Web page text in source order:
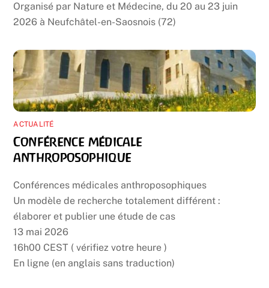
Organisé par Nature et Médecine, du 20 au 23 juin
2026 à Neufchâtel-en-Saosnois (72)
ACTUALITÉ
Conférence médicale
anthroposophique
Conférences médicales anthroposophiques
Un modèle de recherche totalement différent :
élaborer et publier une étude de cas
13 mai 2026
16h00 CEST ( vérifiez votre heure )
En ligne (en anglais sans traduction)